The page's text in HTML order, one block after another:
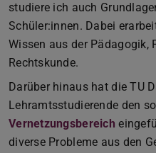
studiere ich auch
Schüler:innen. Dabei
Wissen aus der Pädagogik,
Rechtskunde.
Darüber hinaus hat die TU
Lehramtsstudierende den
Vernetzungsbereich
diverse Probleme aus den